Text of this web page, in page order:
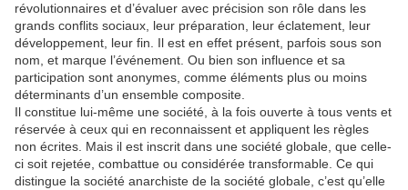
révolutionnaires et d’évaluer avec précision son rôle dans les
grands conflits sociaux, leur préparation, leur éclatement, leur
développement, leur fin. Il est en effet présent, parfois sous son
nom, et marque l’événement. Ou bien son influence et sa
participation sont anonymes, comme éléments plus ou moins
déterminants d’un ensemble composite.
Il constitue lui-même une société, à la fois ouverte à tous vents et
réservée à ceux qui en reconnaissent et appliquent les règles
non écrites. Mais il est inscrit dans une société globale, que celle-
ci soit rejetée, combattue ou considérée transformable. Ce qui
distingue la société anarchiste de la société globale, c’est qu’elle